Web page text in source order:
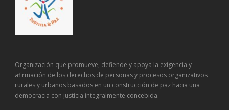
Organización que promueve, defiende y apoya la exigencia y
afirmación de los derechos de personas y procesos organizativos
rurales y urbanos basados en un construcción de paz hacia una
democracia con justicia integralmente concebida.